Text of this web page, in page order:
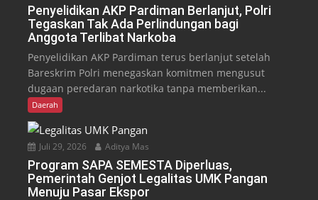
Penyelidikan AKP Pardiman Berlanjut, Polri
Tegaskan Tak Ada Perlindungan bagi
Anggota Terlibat Narkoba
Penyelidikan AKP Pardiman terus berlanjut setelah
Bareskrim Polri menegaskan komitmen mengusut
dugaan peredaran narkotika tanpa memberikan...
Daerah
Juli 29, 2026 Aditya Mas
Program SAPA SEMESTA Diperluas,
Pemerintah Genjot Legalitas UMK Pangan
Menuju Pasar Ekspor